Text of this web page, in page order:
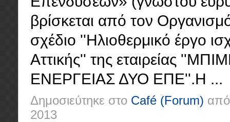
βρίσκεται από τον
σχέδιο ''Ηλιοθερμικό έργο
Αττικής'' της εταιρείας
ΕΝΕΡΓΕΙΑΣ ΔΥΟ ΕΠΕ''.Η ...
Δημοσιεύτηκε στο Café (Forum)
2013